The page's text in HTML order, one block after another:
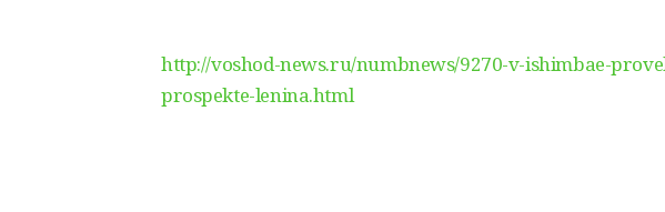
http://voshod-news.ru/numbnews/9270-v-ishimbae-
prospekte-lenina.html